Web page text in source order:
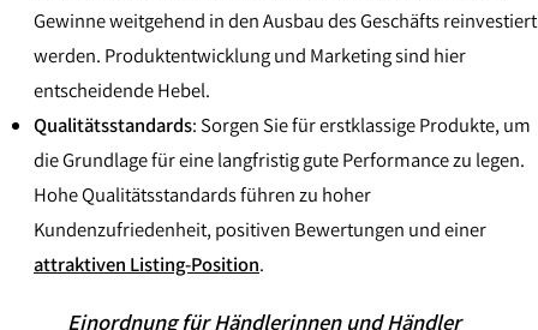
Gewinne weitgehend in den Ausbau des Geschäfts reinvestiert
werden. Produktentwicklung und Marketing sind hier
entscheidende Hebel.
Qualitätsstandards: Sorgen Sie für erstklassige Produkte, um
die Grundlage für eine langfristig gute Performance zu legen.
Hohe Qualitätsstandards führen zu hoher
Kundenzufriedenheit, positiven Bewertungen und einer
attraktiven Listing-Position.
Einordnung für Händlerinnen und Händler